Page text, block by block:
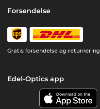
Forsendelse
Gratis forsendelse og returnering
Edel-Optics app